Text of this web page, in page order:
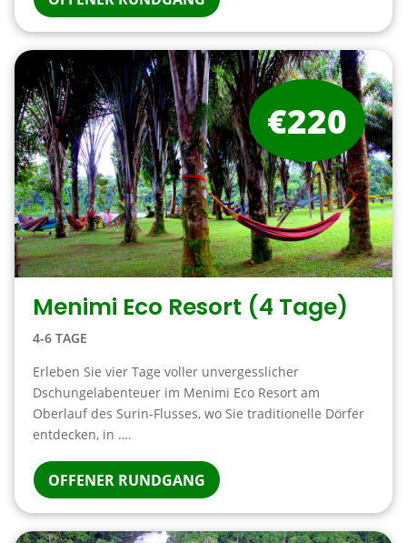
Menimi Eco Resort (4 Tage)
4-6 TAGE
Erleben Sie vier Tage voller unvergesslicher
Dschungelabenteuer im Menimi Eco Resort am
Oberlauf des Surin-Flusses, wo Sie traditionelle Dörfer
entdecken, in ….
OFFENER RUNDGANG
€220